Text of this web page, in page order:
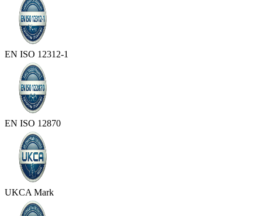
EN ISO 12312-1
EN ISO 12870
UKCA Mark